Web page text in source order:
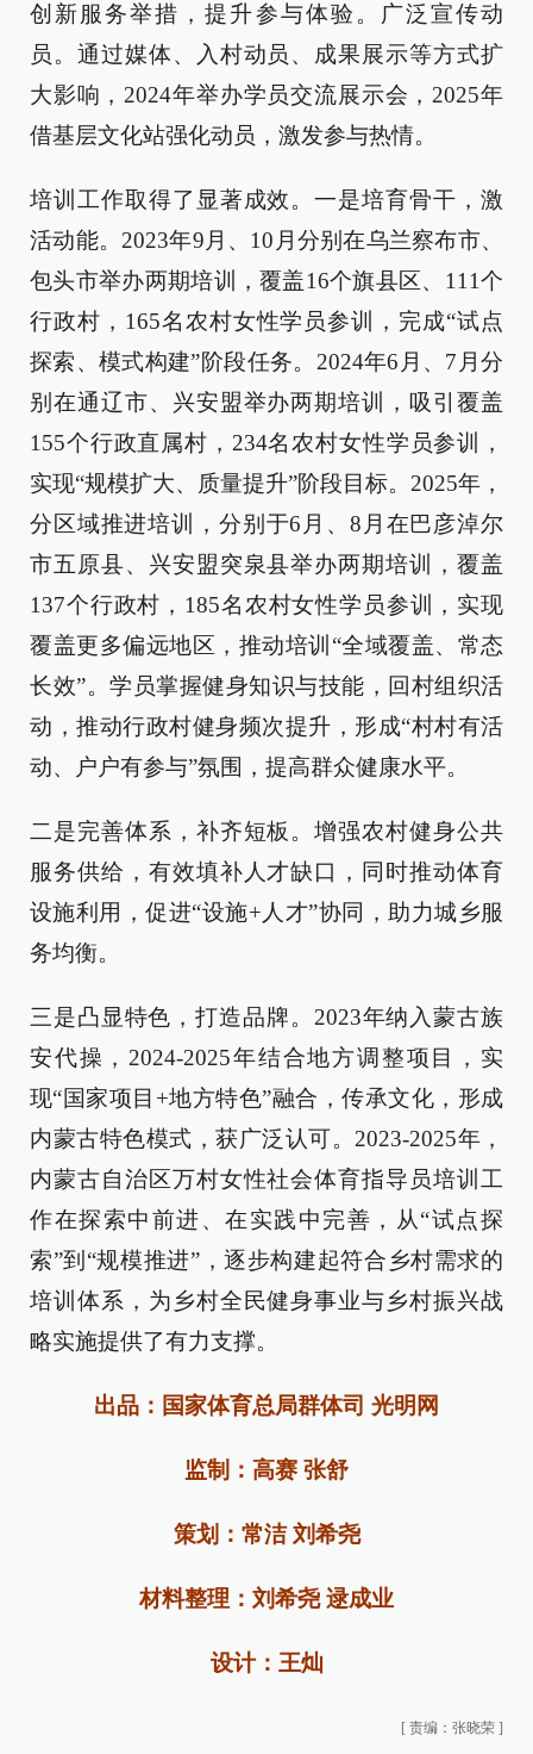
创新服务举措，提升参与体验。
广泛宣传动
员。通过媒体、入村动员、成果展示等方式扩
大影响，2024年举办学员交流展示会，2025年
借基层文化站强化动员，激发参与热情。
培训工作取得了显著成效。一是培育骨干，激
活动能。2023年9月、10月分别在乌兰察布市、
包头市举办两期培训，覆盖16个旗县区、111个
行政村，165名农村女性学员参训，完成“试点
探索、模式构建”阶段任务。2024年6月、7月分
别在通辽市、兴安盟举办两期培训，吸引覆盖
155个行政直属村，234名农村女性学员参训，
实现“规模扩大、质量提升”阶段目标。2025年，
分区域推进培训，分别于6月、8月在巴彦淖尔
市五原县、兴安盟突泉县举办两期培训，覆盖
137个行政村，185名农村女性学员参训，实现
覆盖更多偏远地区，推动培训“全域覆盖、常态
长效”。学员掌握健身知识与技能，回村组织活
动，推动行政村健身频次提升，形成“村村有活
动、户户有参与”氛围，提高群众健康水平。
二是完善体系，补齐短板。增强农村健身公共
服务供给，有效填补人才缺口，同时推动体育
设施利用，促进“设施+人才”协同，助力城乡服
务均衡。
三是凸显特色，打造品牌。 2023年纳入蒙古族
安代操，2024-2025年结合地方调整项目，实
现“国家项目+地方特色”融合，传承文化，形成
内蒙古特色模式，获广泛认可。 2023-2025年，
内蒙古自治区万村女性社会体育指导员培训工
作在探索中前进、在实践中完善，从“试点探
索”到“规模推进”，逐步构建起符合乡村需求的
培训体系，为乡村全民健身事业与乡村振兴战
略实施提供了有力支撑。
出品：国家体育总局群体司 光明网
监制：高赛 张舒
策划：常洁 刘希尧
材料整理：刘希尧 逯成业
设计：王灿
[ 责编：张晓荣 ]